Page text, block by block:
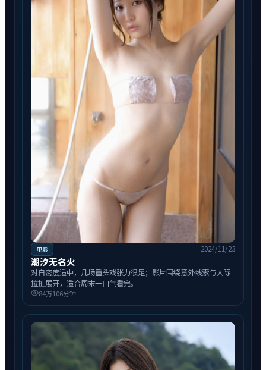
电影 2024/11/23
潮汐无名火
对白密度适中，几场重头戏张力很足；影片围绕意外线索与人际
拉扯展开，适合周末一口气看完。
84万106分钟